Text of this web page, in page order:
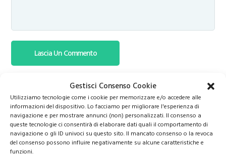
Gestisci Consenso Cookie
Utilizziamo tecnologie come i cookie per memorizzare e/o accedere alle
informazioni del dispositivo. Lo facciamo per migliorare l'esperienza di
navigazione e per mostrare annunci (non) personalizzati. Il consenso a
queste tecnologie ci consentirà di elaborare dati quali il comportamento di
navigazione o gli ID univoci su questo sito. Il mancato consenso o la revoca
del consenso possono influire negativamente su alcune caratteristiche e
funzioni.